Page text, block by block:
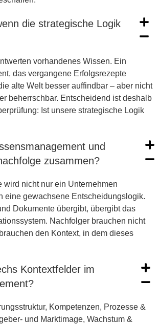
die strategische Logik
vorhandenes Wissen. Ein
das vergangene Erfolgsrezepte
alte Welt besser auffindbar – aber nicht
beherrschbar. Entscheidend ist deshalb
Ist unsere strategische Logik
und
zusammen?
wird nicht nur ein Unternehmen
eine gewachsene Entscheidungslogik.
Dokumente übergibt, übergibt das
Nachfolger brauchen nicht
den Kontext, in dem dieses
Kontextfelder im
Kompetenzen, Prozesse &
und Marktimage, Wachstum &